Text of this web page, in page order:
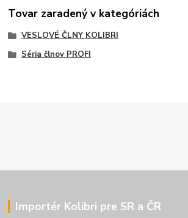
Tovar zaradený v kategóriách
VESLOVÉ ČLNY KOLIBRI
Séria člnov PROFI
Importér Kolibri pre SR a ČR